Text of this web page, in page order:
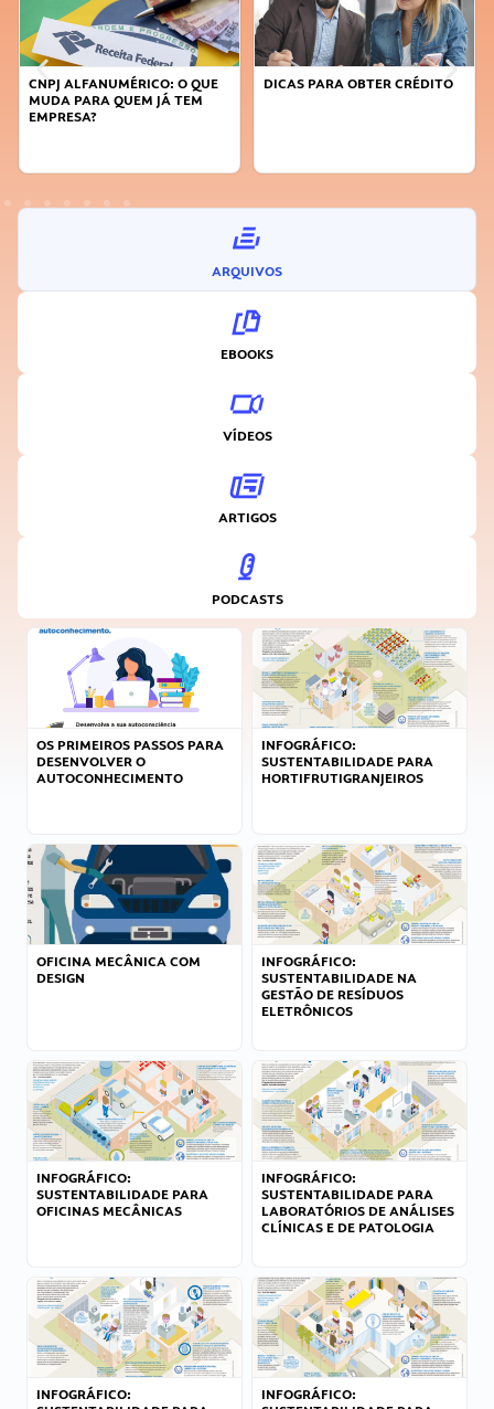
ALFANUMÉRICO: O QUE
PARA QUEM JÁ TEM
DICAS PARA OBTER CRÉDITO
ARQUIVOS
EBOOKS
VÍDEOS
ARTIGOS
PODCASTS
OS PRIMEIROS PASSOS PARA
DESENVOLVER O
AUTOCONHECIMENTO
INFOGRÁFICO:
SUSTENTABILIDADE PARA
HORTIFRUTIGRANJEIROS
OFICINA MECÂNICA COM
DESIGN
INFOGRÁFICO:
SUSTENTABILIDADE NA
GESTÃO DE RESÍDUOS
ELETRÔNICOS
INFOGRÁFICO:
SUSTENTABILIDADE PARA
OFICINAS MECÂNICAS
INFOGRÁFICO:
SUSTENTABILIDADE PARA
LABORATÓRIOS DE ANÁLISES
CLÍNICAS E DE PATOLOGIA
INFOGRÁFICO:
INFOGRÁFICO: